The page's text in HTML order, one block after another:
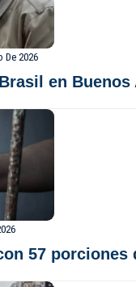
De 2026
en
57 porciones